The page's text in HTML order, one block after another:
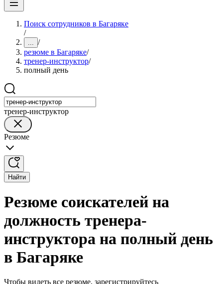
Поиск сотрудников в Багаряке
/
... /
резюме в Багаряке/
тренер-инструктор/
полный день
тренер-инструктор
Резюме
Найти
Резюме соискателей на
должность тренера-
инструктора на полный день
в Багаряке
Чтобы видеть все резюме, зарегистрируйтесь